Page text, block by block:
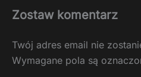
Zostaw komentarz
Twój adres email nie
Wymagane pola są